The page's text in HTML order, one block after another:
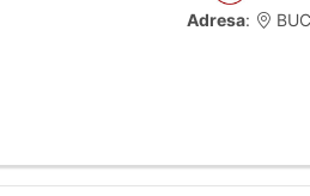
Adresa: